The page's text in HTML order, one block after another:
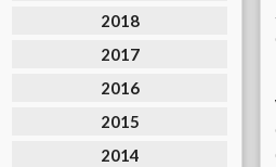
2018
2017
2016
2015
2014